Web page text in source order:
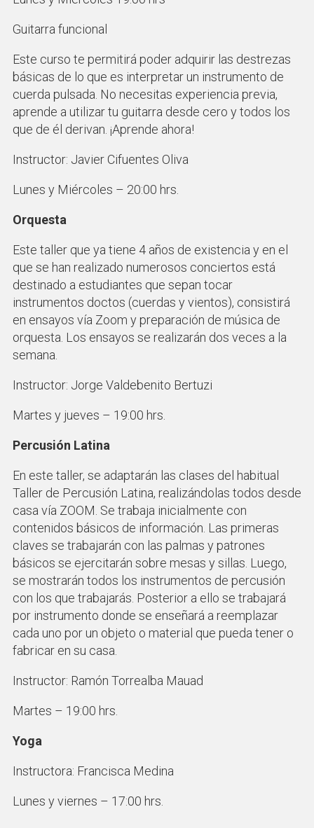
Guitarra funcional
Este curso te permitirá poder adquirir las destrezas
básicas de lo que es interpretar un instrumento de
cuerda pulsada. No necesitas experiencia previa,
aprende a utilizar tu guitarra desde cero y todos los
que de él derivan. ¡Aprende ahora!
Instructor: Javier Cifuentes Oliva
Lunes y Miércoles – 20:00 hrs.
Orquesta
Este taller que ya tiene 4 años de existencia y en el
que se han realizado numerosos conciertos está
destinado a estudiantes que sepan tocar
instrumentos doctos (cuerdas y vientos), consistirá
en ensayos vía Zoom y preparación de música de
orquesta. Los ensayos se realizarán dos veces a la
semana.
Instructor: Jorge Valdebenito Bertuzi
Martes y jueves – 19:00 hrs.
Percusión Latina
En este taller, se adaptarán las clases del habitual
Taller de Percusión Latina, realizándolas todos desde
casa vía ZOOM. Se trabaja inicialmente con
contenidos básicos de información. Las primeras
claves se trabajarán con las palmas y patrones
básicos se ejercitarán sobre mesas y sillas. Luego,
se mostrarán todos los instrumentos de percusión
con los que trabajarás. Posterior a ello se trabajará
por instrumento donde se enseñará a reemplazar
cada uno por un objeto o material que pueda tener o
fabricar en su casa.
Instructor: Ramón Torrealba Mauad
Martes – 19:00 hrs.
Yoga
Instructora: Francisca Medina
Lunes y viernes – 17:00 hrs.